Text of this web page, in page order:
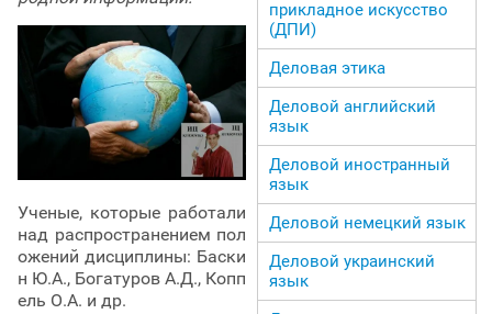
Ученые, которые работали
над распространением пол
ожений дисциплины: Баски
н Ю.А., Богатуров А.Д., Копп
ель О.А. и др.
прикладное искусство
(ДПИ)
Деловая этика
Деловой английский
язык
Деловой иностранный
язык
Деловой немецкий язык
Деловой украинский
язык